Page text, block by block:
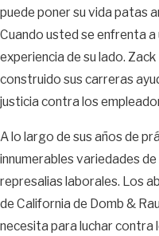
puede poner su vida patas
Cuando usted se enfrenta
experiencia de su lado.
construido sus carreras
justicia contra los
A lo largo de sus años de
innumerables variedades
represalias laborales. Los
de California de Domb &
necesita para luchar